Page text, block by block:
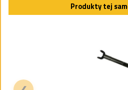
Produkty tej